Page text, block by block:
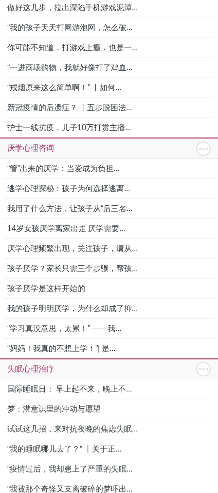
做好这几步，拉出深陷手机游戏泥潭...
“我的孩子天天打网游泡网，怎么破...
你可能不知道，打游戏上瘾，也是一...
“一进商场购物，我就好像打了鸡血...
“戒烟原来这么简单啊！” 丨如何...
新冠疫情的后遗症？ 丨五步脱困法...
护士一线抗疫，儿子10万打赏主播...
厌学心理咨询
“管”出来的厌学：当爱成为负担...
逃学心理探秘：孩子为何选择逃离...
我用了什么方法，让孩子从“后三名...
14岁女孩厌学离家出走 厌学需要...
厌学心理频繁出现，关注孩子，请从...
孩子厌学？家长只需三个步骤，帮孩...
孩子厌学是这样开始的
我的孩子明明厌学，为什么却成了抑...
“学习真没意思，太累！” ——我...
“妈妈！我真的不想上学！”| 是...
失眠心理治疗
国际睡眠日： 早上起不来，晚上不...
梦：潜意识里的冲动与愿望
试试这几招，来对抗夜晚的焦虑失眠...
“我的睡眠哪儿去了？” 丨关于正...
“疫情过后，我却患上了严重的失眠...
“我被那个奇怪又支离破碎的梦吓出...